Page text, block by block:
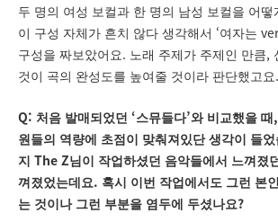
두 명의 여성 보컬과 한 명의 남성 보컬을 어
이 구성 자체가 흔치 않다 생각해서 ‘여자는
구성을 짜보았어요 . 노래 주제가 주제인 만큼,
것이 곡의 완성도를 높여줄 것이라 판단했고요 .
Q: 처음 발매되었던 ‘스뮤들다’와 비교했을 때 ,
원들의 역량에 초점이 맞춰져있단 생각이 들
지 The Z님이 작업하셨던 음악들에서 느껴졌
껴졌었는데요. 혹시 이번 작업에서도 그런 본
는 것이나 그런 부분을 염두에 두셨나요?